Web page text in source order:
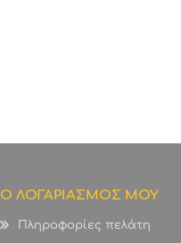
Ο ΛΟΓΑΡΙΑΣΜΟΣ ΜΟΥ
Πληροφορίες πελάτη